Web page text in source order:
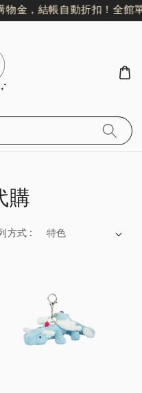
金，結帳自動折扣！ 全館單
購
方式 :